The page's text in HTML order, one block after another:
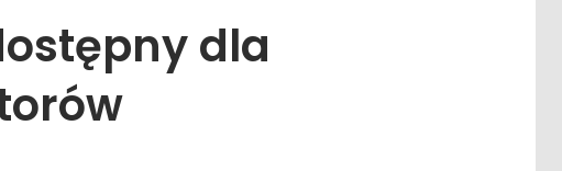
dla